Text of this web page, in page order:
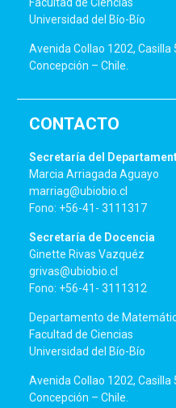
Universidad del Bío-Bío
Avenida Collao 1202, Casilla
Concepción – Chile.
CONTACTO
Secretaría del
Marcia Arriagada Aguayo
marriag@ubiobio.cl
Fono: +56-41- 3111317
Secretaría de Docencia
Ginette Rivas Vazquéz
grivas@ubiobio.cl
Fono: +56-41- 3111312
Departamento de
Facultad de Ciencias
Universidad del Bío-Bío
Avenida Collao 1202, Casilla
Concepción – Chile.